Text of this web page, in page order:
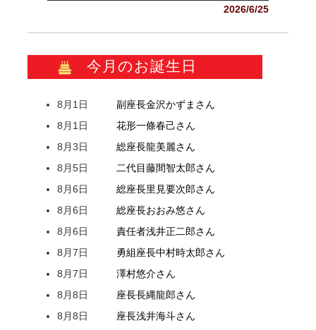
2026/6/25
今月のお誕生日
8月1日 副座長金沢かずま さん
8月1日
花形一條春己さん
8月3日
総座長龍美麗さん
8月5日
二代目藤間智太郎さん
8月6日
総座長里見要次郎さん
8月6日
総座長おおみ悠さん
8月6日
責任者浅井正二郎さん
8月7日
勇組座長中村時太郎さん
8月7日
澤村悠介さん
8月8日
座長長縄龍郎さん
8月8日
座長浅井海斗さん